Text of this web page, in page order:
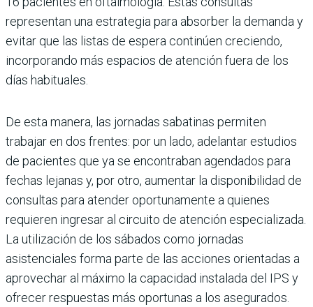
representan una estrategia para absorber la demanda y
evitar que las listas de espera continúen creciendo,
incorporando más espacios de atención fuera de los
días habituales.
De esta manera, las jornadas sabatinas permiten
trabajar en dos frentes: por un lado, adelantar estudios
de pacientes que ya se encontraban agendados para
fechas lejanas y, por otro, aumentar la disponibilidad de
consultas para atender oportunamente a quienes
requieren ingresar al circuito de atención especializada.
La utilización de los sábados como jornadas
asistenciales forma parte de las acciones orientadas a
aprovechar al máximo la capacidad instalada del IPS y
ofrecer respuestas más oportunas a los asegurados.